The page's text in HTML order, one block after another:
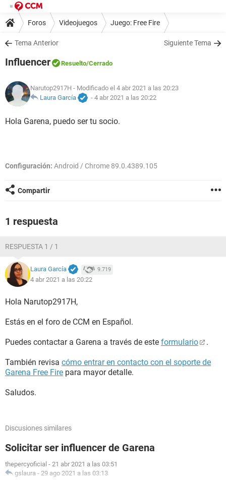
Foros Videojuegos Juego: Free Fire
Tema Anterior Siguiente Tema
Influencer Resuelto/Cerrado
Narutop2917H - Modificado el 4 abr 2021 a las 20:23
Laura García
- 4 abr 2021 a las 20:22
Hola Garena, puedo ser tu socio.
Configuración: Android / Chrome 89.0.4389.105
Compartir
1 respuesta
RESPUESTA 1 / 1
Laura García 9.719
4 abr 2021 a las 20:22
Hola Narutop2917H,
Estás en el foro de CCM en Español.
Puedes contactar a Garena a través de este formulario .
También revisa cómo entrar en contacto con el soporte de
Garena Free Fire para mayor detalle.
Saludos.
Discusiones similares
Solicitar ser influencer de Garena
thepercyoficial - 21 abr 2021 a las 03:51
gslaura - 29 ago 2021 a las 03:13